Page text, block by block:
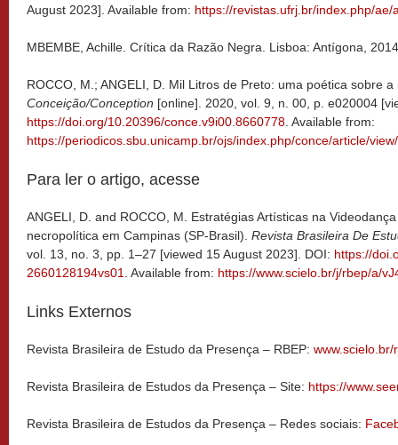
August 2023]. Available from: https://revistas.ufrj.br/index.php/ae/
MBEMBE, Achille. Crítica da Razão Negra. Lisboa: Antígona,
ROCCO, M.; ANGELI, D. Mil Litros de Preto: uma poética sobre
Conceição/Conception [online]. 2020, vol. 9, n. 00, p. e020004
https://doi.org/10.20396/conce.v9i00.8660778 . Available from:
https://periodicos.sbu.unicamp.br/ojs/index.php/conce/article/
Para ler o artigo, acesse
ANGELI, D. and ROCCO, M. Estratégias Artísticas na
necropolítica em Campinas (SP-Brasil). Revista Brasileira De
vol. 13, no. 3, pp. 1–27 [viewed 15 August 2023]. DOI: https://
2660128194vs01
. Available from: https://www.scielo.br/j/rbep/a/
Links Externos
Revista Brasileira de Estudo da Presença – RBEP: www.scielo.br/
Revista Brasileira de Estudos da Presença – Site: https://
Revista Brasileira de Estudos da Presença – Redes sociais: